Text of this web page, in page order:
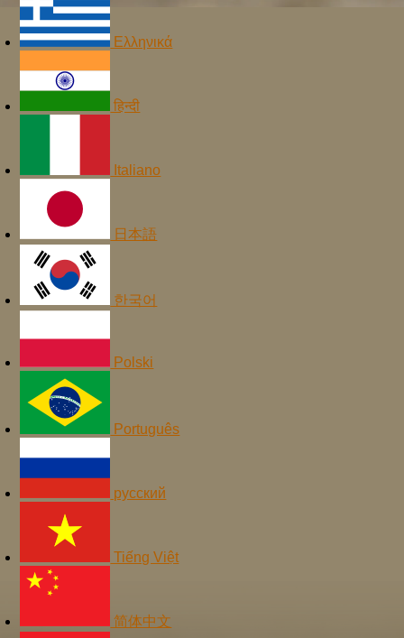
Ελληνικά
हिन्दी
Italiano
日本語
한국어
Polski
Português
русский
Tiếng Việt
简体中文